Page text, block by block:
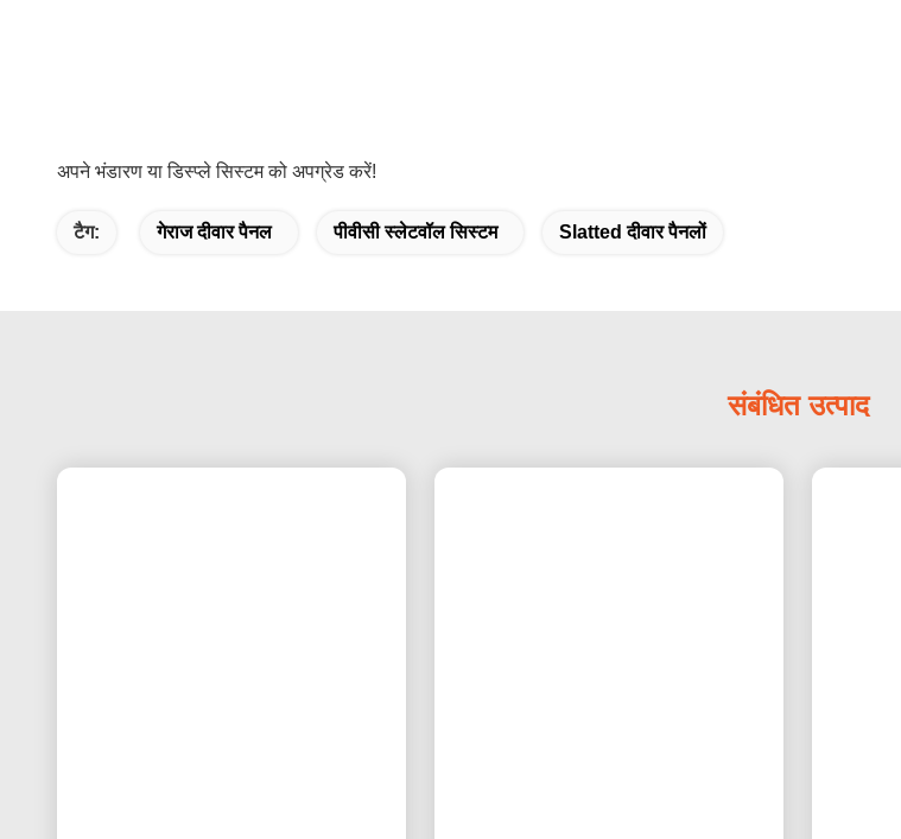
अपने भंडारण या डिस्प्ले सिस्टम को अपग्रेड करें!
टैग: गेराज दीवार पैनल पीवीसी स्लेटवॉल सिस्टम Slatted दीवार पैनलों
संबंधित उत्पाद